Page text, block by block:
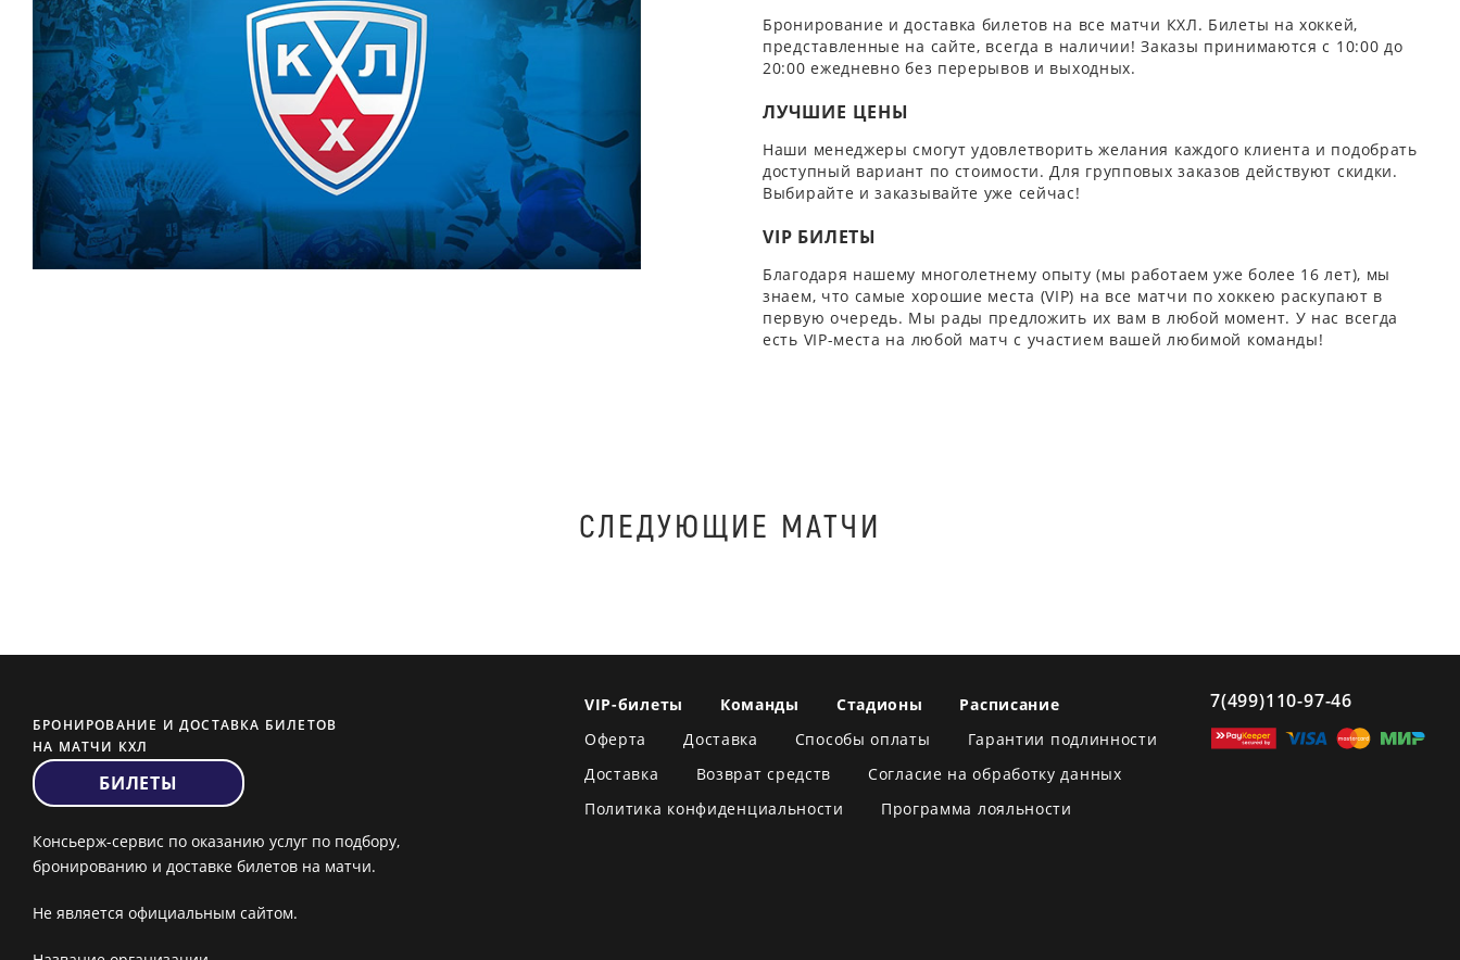
Бронирование и доставка билетов на все матчи КХЛ. Билеты на хоккей,
представленные на сайте, всегда в наличии! Заказы принимаются с 10:00 до
20:00 ежедневно без перерывов и выходных.
ЛУЧШИЕ ЦЕНЫ
Наши менеджеры смогут удовлетворить желания каждого клиента и подобрать
доступный вариант по стоимости. Для групповых заказов действуют скидки.
Выбирайте и заказывайте уже сейчас!
VIP БИЛЕТЫ
Благодаря нашему многолетнему опыту (мы работаем уже более 16 лет), мы
знаем, что самые хорошие места (VIP) на все матчи по хоккею раскупают в
первую очередь. Мы рады предложить их вам в любой момент. У нас всегда
есть VIP-места на любой матч с участием вашей любимой команды!
СЛЕДУЮЩИЕ МАТЧИ
БРОНИРОВАНИЕ И ДОСТАВКА БИЛЕТОВ
НА МАТЧИ КХЛ
БИЛЕТЫ
Консьерж-сервис по оказанию услуг по подбору,
бронированию и доставке билетов на матчи.
Не является официальным сайтом.
VIP-билеты Команды Стадионы
Расписание
Оферта
Доставка Способы оплаты
Гарантии подлинности
Доставка
Возврат средств
Согласие на обработку данных
Политика конфиденциальности
Программа лояльности
7(499)110-97-46